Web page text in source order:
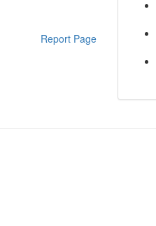
Report Page